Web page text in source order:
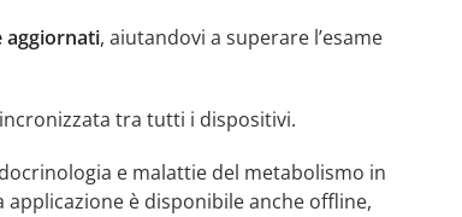
aggiornati, aiutandovi a superare l’esame
tra tutti i dispositivi.
e malattie del metabolismo in
è disponibile anche offline,